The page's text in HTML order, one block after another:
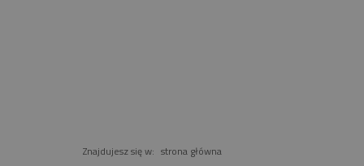
Znajdujesz się w: strona główna